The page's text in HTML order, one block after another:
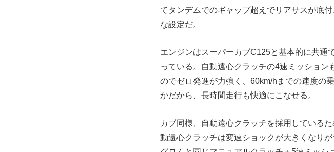
てタンデムでのギャップ超えでリアサスが底
な設定だ。
エンジンはスーパーカブC125と基本的に共通
っている。自動遠心クラッチの4速ミッショ
のでゼロ発進が力強く、60km/hまでの速度の
かだから、長時間走行も快適にこなせる。
カブ同様、自動遠心クラッチを採用している
動遠心クラッチは変速ショックが大きくなり